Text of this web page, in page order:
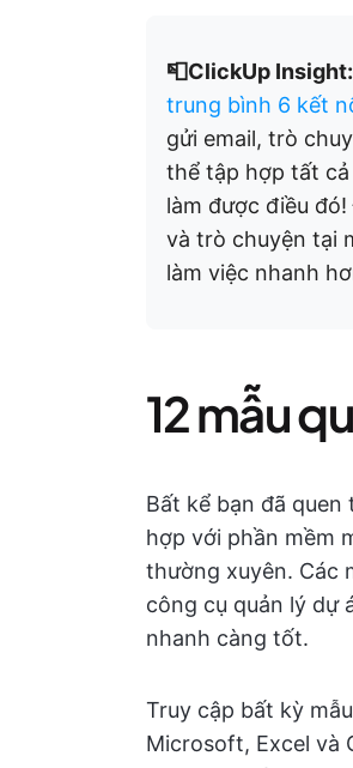
📮ClickUp Insight:
trung bình 6 kết
gửi email, trò
thể tập hợp tất
làm được điều
và trò chuyện tại
làm việc nhanh
12 mẫu
Bất kể bạn đã
hợp với phần mềm
thường xuyên. Các
công cụ quản lý dự
nhanh càng tốt.
Truy cập bất kỳ
Microsoft, Excel và